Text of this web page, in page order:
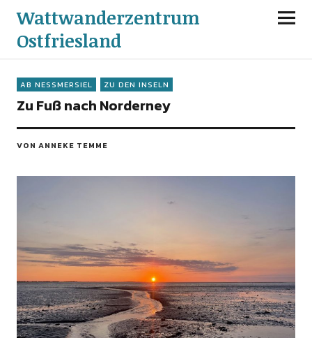
Wattwanderzentrum
Ostfriesland
AB NESSMERSIEL ZU DEN INSELN
Zu Fuß nach Norderney
VON ANNEKE TEMME